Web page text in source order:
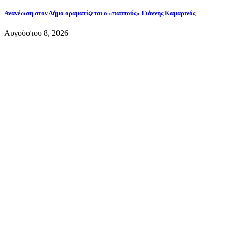
Ανανέωση στον Δήμο οραματίζεται ο «παππούς» Γιάννης Καμαρινός
Αυγούστου 8, 2026